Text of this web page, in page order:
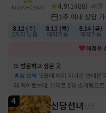
4.9(1488) 서울
1주 이내 상담
8.12 (수)
2자리 남음
8.13 (목)
예약가능
8.14 (금)
예약가능
애정운
또 방문하고 싶은 곳
AI 요약 ‘5월에 이미 지나간 연애운’
래 의아했는데, 실제로 5월 소개팅으로
고민했던 사람이 있었어요
4 신당선녀